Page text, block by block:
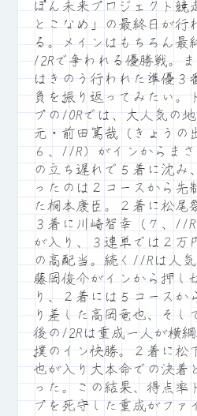
ぽん未来プロジェクト競
とこなめ」の最終日が行
る。メインはもちろん最
12Rで争われる優勝戦。ま
はきのう行われた準優３
負を振り返ってみたい。
プの10Rでは、大人気の地
元・前田篤哉（きょうの
６、11R）がインからま
の立ち遅れで５着に沈み
ったのは２コースから先
た桐本康臣。２着に松尾
３着に川崎智幸（７、11R
が入り、３連単では２万
の高配当。続く11Rは人気
藤岡俊介がインから押し
り、２着には５コースか
り差した高岡竜也、そし
後の12Rは重成一人が横
撲のイン快勝。２着に松
也が入り大本命での決着
った。この結果、得点率
プを死守した重成がファ